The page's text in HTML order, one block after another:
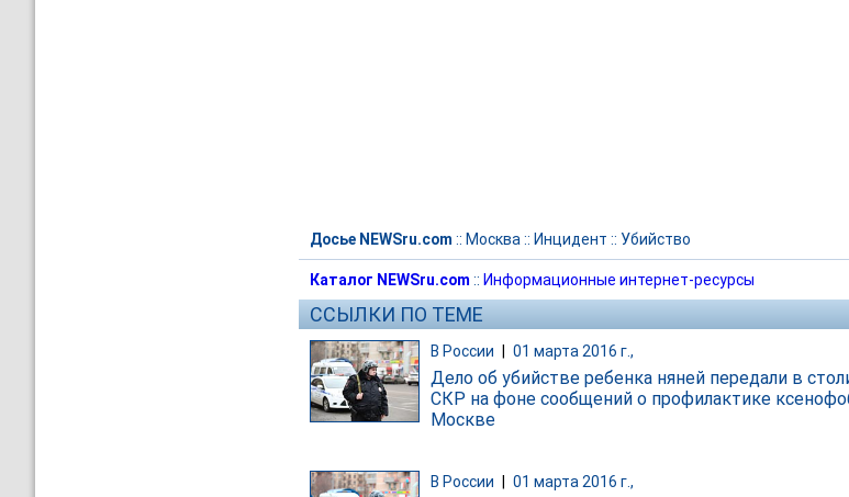
Досье NEWSru.com :: Москва :: Инцидент :: Убийство
Каталог NEWSru.com :: Информационные интернет-ресурсы
ССЫЛКИ ПО ТЕМЕ
В России 01 марта 2016 г.,
Дело об убийстве ребенка няней передали в
СКР на фоне сообщений о профилактике
Москве
В России 01 марта 2016 г.,